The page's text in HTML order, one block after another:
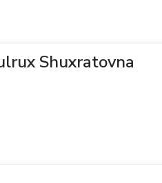
Shuxratovna